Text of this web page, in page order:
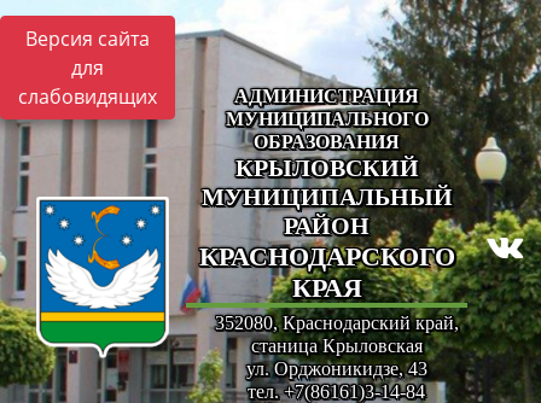
Версия сайта
для
слабовидящих
АДМИНИСТРАЦИЯ
МУНИЦИПАЛЬНОГО
ОБРАЗОВАНИЯ
КРЫЛОВСКИЙ
МУНИЦИПАЛЬНЫЙ
РАЙОН
КРАСНОДАРСКОГО
КРАЯ
352080, Краснодарский край,
станица Крыловская
ул. Орджоникидзе, 43
тел. +7(86161)3-14-84